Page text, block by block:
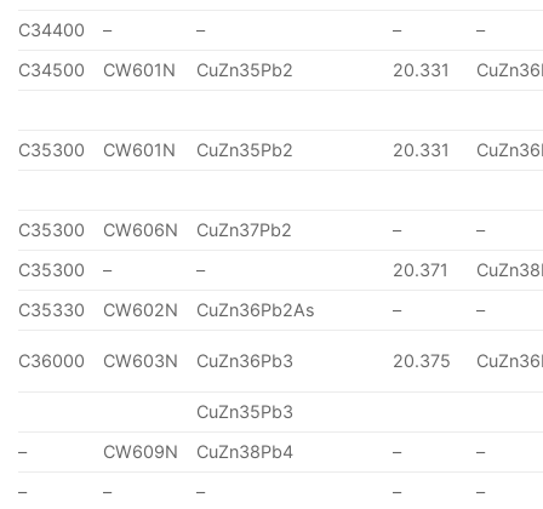
C34400 – – –
–
C34500
CW601N CuZn35Pb2 20.331
C35300 CW601N CuZn35Pb2 20.331
C35300 CW606N CuZn37Pb2 –
–
C35300
– – 20.371
C35330
CW602N CuZn36Pb2As – –
C36000 CW603N CuZn36Pb3 20.375
CuZn35Pb3
–
CW609N CuZn38Pb4 –
–
–
– – – –